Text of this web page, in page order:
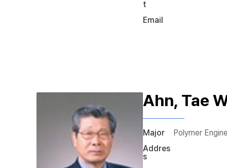
t
Email
Ahn, Tae
Major
Polymer
Addres
s